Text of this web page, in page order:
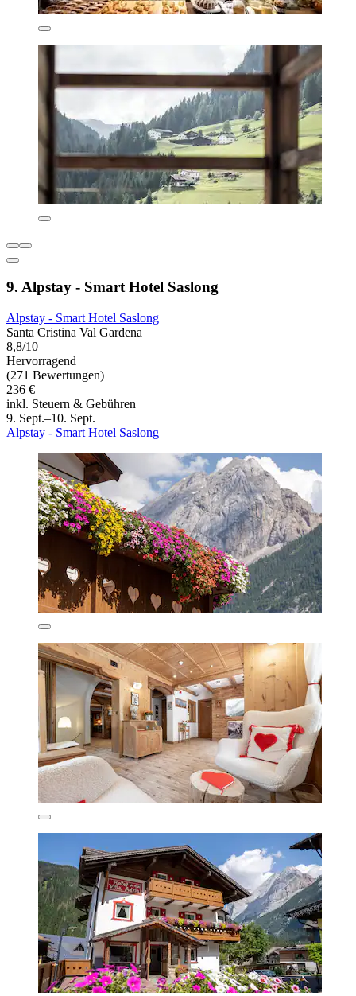
9. Alpstay - Smart Hotel Saslong
Alpstay - Smart Hotel Saslong
Santa Cristina Val Gardena
8,8/10
Hervorragend
(271 Bewertungen)
236 €
inkl. Steuern & Gebühren
9. Sept.–10. Sept.
Alpstay - Smart Hotel Saslong